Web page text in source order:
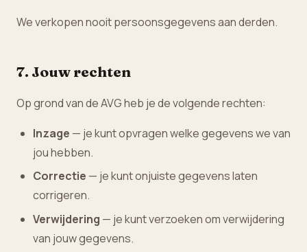
We verkopen nooit persoonsgegevens aan derden.
7. Jouw rechten
Op grond van de AVG heb je de volgende rechten:
Inzage — je kunt opvragen welke gegevens we van
jou hebben.
Correctie — je kunt onjuiste gegevens laten
corrigeren.
Verwijdering — je kunt verzoeken om verwijdering
van jouw gegevens.